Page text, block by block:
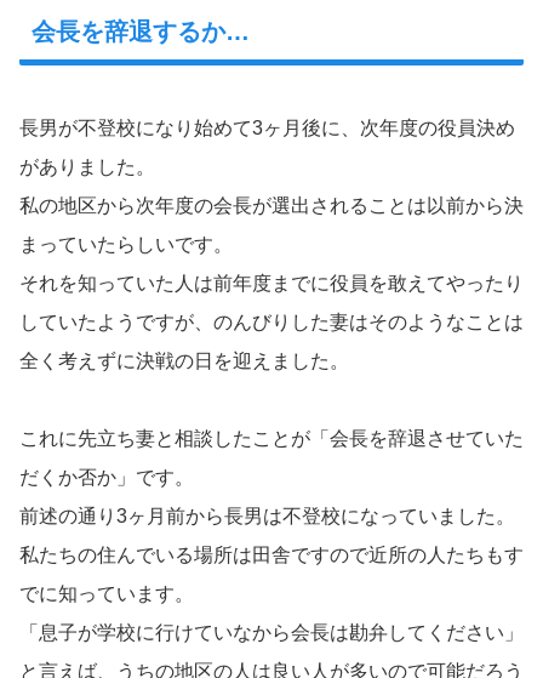
会長を辞退するか…
長男が不登校になり始めて3ヶ月後に、次年度の役員決め
がありました。
私の地区から次年度の会長が選出されることは以前から決
まっていたらしいです。
それを知っていた人は前年度までに役員を敢えてやったり
していたようですが、のんびりした妻はそのようなことは
全く考えずに決戦の日を迎えました。
これに先立ち妻と相談したことが「会長を辞退させていた
だくか否か」です。
前述の通り3ヶ月前から長男は不登校になっていました。
私たちの住んでいる場所は田舎ですので近所の人たちもす
でに知っています。
「息子が学校に行けていなから会長は勘弁してください」
と言えば、うちの地区の人は良い人が多いので可能だろう